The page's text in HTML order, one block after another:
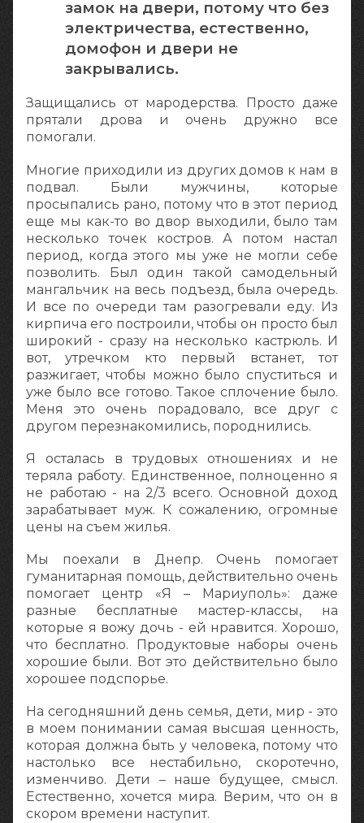
замок на двери, потому что без
электричества, естественно,
домофон и двери не
закрывались.
Защищались от мародерства. Просто даже
прятали дрова и очень дружно все
помогали.
Многие приходили из других домов к нам в
подвал. Были мужчины, которые
просыпались рано, потому что в этот период
еще мы как-то во двор выходили, было там
несколько точек костров. А потом настал
период, когда этого мы уже не могли себе
позволить. Был один такой самодельный
мангальчик на весь подъезд, была очередь.
И все по очереди там разогревали еду. Из
кирпича его построили, чтобы он просто был
широкий - сразу на несколько кастрюль. И
вот, утречком кто первый встанет, тот
разжигает, чтобы можно было спуститься и
уже было все готово. Такое сплочение было.
Меня это очень порадовало, все друг с
другом перезнакомились, породнились.
Я осталась в трудовых отношениях и не
теряла работу. Единственное, полноценно я
не работаю - на 2/3 всего. Основной доход
зарабатывает муж. К сожалению, огромные
цены на съем жилья.
Мы поехали в Днепр. Очень помогает
гуманитарная помощь, действительно очень
помогает центр «Я – Мариуполь»: даже
разные бесплатные мастер-классы, на
которые я вожу дочь - ей нравится. Хорошо,
что бесплатно. Продуктовые наборы очень
хорошие были. Вот это действительно было
хорошее подспорье.
На сегодняшний день семья, дети, мир - это
в моем понимании самая высшая ценность,
которая должна быть у человека, потому что
настолько все нестабильно, скоротечно,
изменчиво. Дети – наше будущее, смысл.
Естественно, хочется мира. Верим, что он в
скором времени наступит.